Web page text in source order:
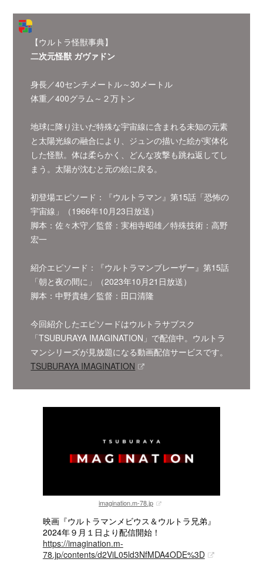
【ウルトラ怪獣事典】
二次元怪獣 ガヴァドン
身長／40センチメートル～30メートル
体重／400グラム～２万トン
地球に降り注いだ特殊な宇宙線に含まれる未知の元素
と太陽光線の融合により、ジュンの描いた絵が実体化
した怪獣。体は柔らかく、どんな攻撃も跳ね返してし
まう。太陽が沈むと元の絵に戻る。
初登場エピソード：『ウルトラマン』第15話「恐怖の
宇宙線」（1966年10月23日放送）
脚本：佐々木守／監督：実相寺昭雄／特殊技術：高野
宏一
紹介エピソード：『ウルトラマンブレーザー』第15話
「朝と夜の間に」（2023年10月21日放送）
脚本：中野貴雄／監督：田口清隆
今回紹介したエピソードはウルトラサブスク
「TSUBURAYA IMAGINATION」で配信中。ウルトラ
マンシリーズが見放題になる動画配信サービスです。
TSUBURAYA IMAGINATION
imagination.m-78.jp
映画『ウルトラマンメビウス＆ウルトラ兄弟』
2024年９月１日より配信開始！
https://imagination.m-
78.jp/contents/d2ViL05ld3NfMDA4ODE%3D